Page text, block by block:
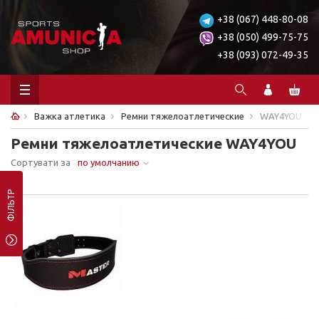
+38 (067) 448-80-08
+38 (050) 499-75-75
+38 (093) 072-49-35
Важка атлетика Ремни тяжелоатлетические WAY4YOU
Ремни тяжелоатлетические WAY4YOU
Сортувати за по умолчанию
ФІЛЬТР
Ничего не найдено.